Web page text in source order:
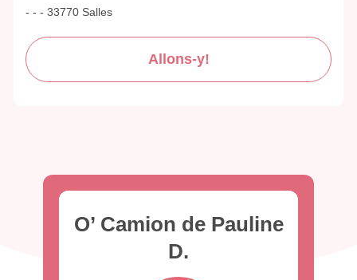
- - - 33770 Salles
Allons-y!
O’ Camion de Pauline
D.